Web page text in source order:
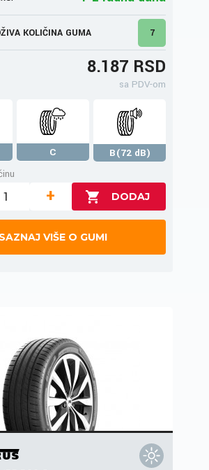
KOLIČINA GUMA 7
8.187 RSD
sa PDV-om
C
B(72 dB)
+
SAZNAJ VIŠE O GUMI